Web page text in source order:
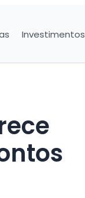
Investimentos